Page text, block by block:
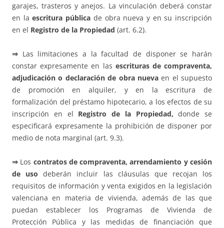
garajes, trasteros y anejos. La vinculación deberá constar
en laescritura pública de obra nueva y en su inscripción
en el Registro de la Propiedad (art. 6.2).
⇒ Las limitaciones a la facultad de disponer se harán
constar expresamente en las escrituras de compraventa,
adjudicación o declaración de obra nuevaen el supuesto
de promoción en alquiler, y en la escritura de
formalización del préstamo hipotecario, a los efectos de su
inscripción en el Registro de la Propiedad, donde se
especificará expresamente la prohibición de disponer por
medio de nota marginal (art. 9.3).
⇒ Los contratos de compraventa, arrendamiento y cesión
de uso deberán incluir las cláusulas que recojan los
requisitos de información y venta exigidos en la legislación
valenciana en materia de vivienda, además de las que
puedan establecer los Programas de Vivienda de
Protección Pública y las medidas de financiación que